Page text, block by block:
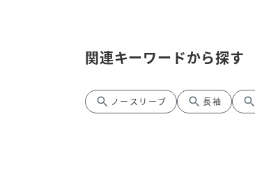
関連キーワードから探す
search ノースリーブ search 長袖 search